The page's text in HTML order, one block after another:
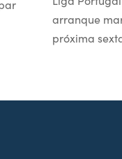
arranque
próxima